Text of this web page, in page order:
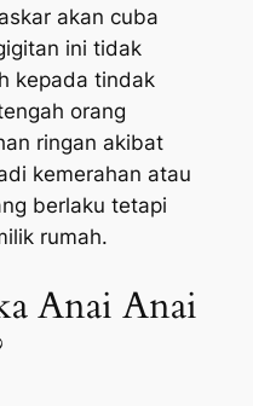
akan cuba
ini tidak
kepada tindak
orang
ringan akibat
kemerahan atau
berlaku tetapi
rumah.
Anai Anai